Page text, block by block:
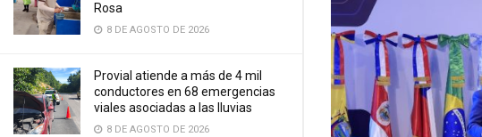
Rosa
8 DE AGOSTO DE 2026
Provial atiende a más de 4 mil
conductores en 68 emergencias
viales asociadas a las lluvias
8 DE AGOSTO DE 2026